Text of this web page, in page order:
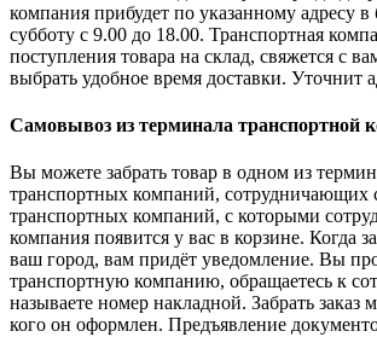
компания прибудет по указанному адресу в
субботу с 9.00 до 18.00. Транспортная
поступления товара на склад, свяжется с
выбрать удобное время доставки. Уточнит
Самовывоз из терминала транспортной
Вы можете забрать товар в одном из
транспортных компаний, сотрудничающих
транспортных компаний, с которыми
компания появится у вас в корзине. Когда
ваш город, вам придёт уведомление. Вы
транспортную компанию, обращаетесь к
называете номер накладной. Забрать заказ
кого он оформлен. Предъявление